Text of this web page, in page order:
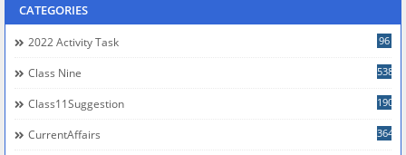
CATEGORIES
2022 Activity Task 96
Class Nine 538
Class11Suggestion 190
CurrentAffairs 364